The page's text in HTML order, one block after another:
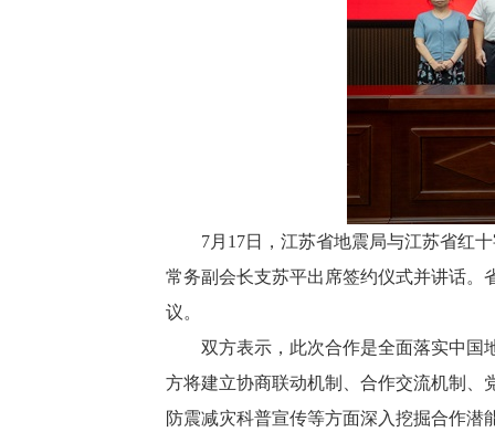
7月17日，江苏省地震局与江苏省红
常务副会长支苏平出席签约仪式并讲话。
议。
双方表示，此次合作是全面落实中国
方将建立协商联动机制、合作交流机制、
防震减灾科普宣传等方面深入挖掘合作